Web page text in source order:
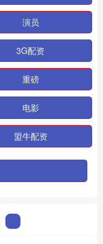
演员
3G配资
重磅
电影
盟牛配资